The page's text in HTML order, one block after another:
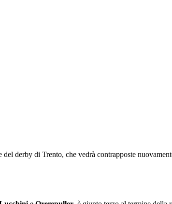
derby di Trento, che vedrà contrapposte